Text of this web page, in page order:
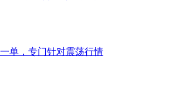
单，专门针对震荡行情